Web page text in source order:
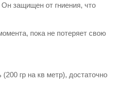
Он защищен от гниения, что
пока не потеряет свою
гр на кв метр), достаточно